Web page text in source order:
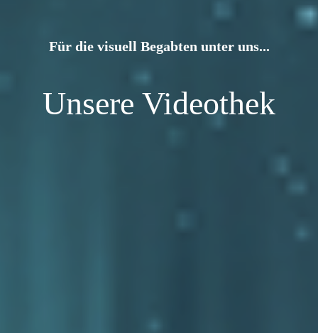
Für die visuell Begabten unter uns...
Unsere Videothek